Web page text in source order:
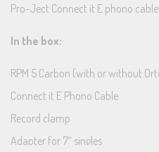
Pro-Ject Connect it E phono cable
In the box:
RPM 5 Carbon (with or without
Connect it E Phono Cable
Record clamp
Adapter for 7“ singles